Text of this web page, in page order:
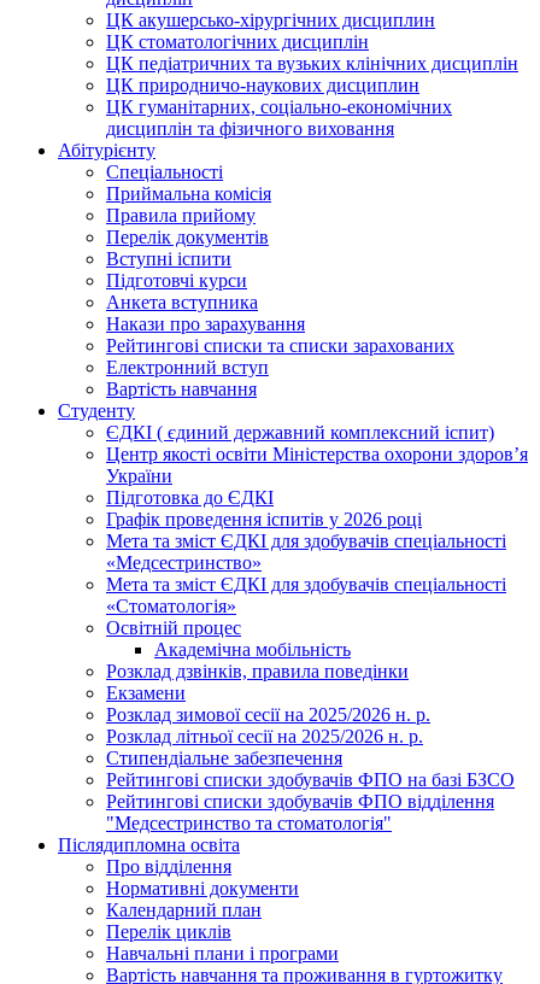
ЦК акушерсько-хірургічних дисциплин
ЦК стоматологічних дисциплін
ЦК педіатричних та вузьких клінічних дисциплін
ЦК природничо-наукових дисциплин
ЦК гуманітарних, соціально-економічних
дисциплін та фізичного виховання
Абітурієнту
Спеціальності
Приймальна комісія
Правила прийому
Перелік документів
Вступні іспити
Підготовчі курси
Анкета вступника
Накази про зарахування
Рейтингові списки та списки зарахованих
Електронний вступ
Вартість навчання
Студенту
ЄДКІ ( єдиний державний комплексний іспит)
Центр якості освіти Міністерства охорони здоровʼя
України
Підготовка до ЄДКІ
Графік проведення іспитів у 2026 році
Мета та зміст ЄДКІ для здобувачів спеціальності
«Медсестринство»
Мета та зміст ЄДКІ для здобувачів спеціальності
«Стоматологія»
Освітній процес
Академічна мобільність
Розклад дзвінків, правила поведінки
Екзамени
Розклад зимової сесії на 2025/2026 н. р.
Розклад літньої сесії на 2025/2026 н. р.
Стипендіальне забезпечення
Рейтингові списки здобувачів ФПО на базі БЗСО
Рейтингові списки здобувачів ФПО відділення
"Медсестринство та стоматологія"
Післядипломна освіта
Про відділення
Нормативні документи
Календарний план
Перелік циклів
Навчальні плани і програми
Вартість навчання та проживання в гуртожитку